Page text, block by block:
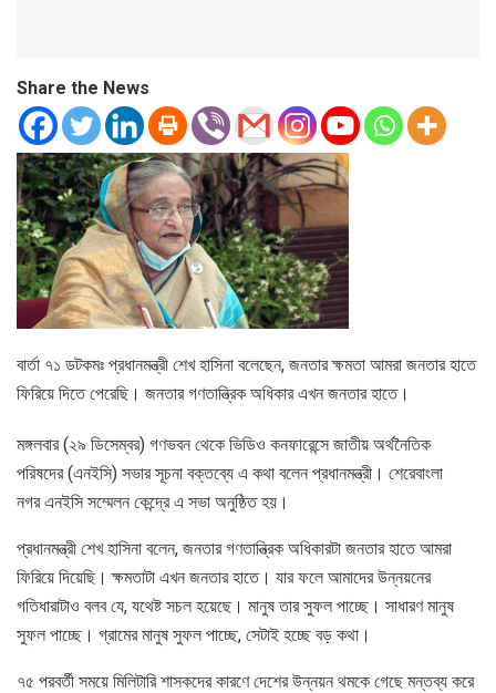
Share the News
বার্তা ৭১ ডটকমঃ প্রধানমন্ত্রী শেখ হাসিনা বলেছেন, জনতার ক্ষমতা আমরা জনতার হাতে
ফিরিয়ে দিতে পেরেছি। জনতার গণতান্ত্রিক অধিকার এখন জনতার হাতে।
মঙ্গলবার (২৯ ডিসেম্বর) গণভবন থেকে ভিডিও কনফারেন্সে জাতীয় অর্থনৈতিক
পরিষদের (এনইসি) সভার সূচনা বক্তব্যে এ কথা বলেন প্রধানমন্ত্রী। শেরেবাংলা
নগর এনইসি সম্মেলন কেন্দ্রে এ সভা অনুষ্ঠিত হয়।
প্রধানমন্ত্রী শেখ হাসিনা বলেন, জনতার গণতান্ত্রিক অধিকারটা জনতার হাতে আমরা
ফিরিয়ে দিয়েছি। ক্ষমতাটা এখন জনতার হাতে। যার ফলে আমাদের উন্নয়নের
গতিধারাটাও বলব যে, যথেষ্ট সচল হয়েছে। মানুষ তার সুফল পাচ্ছে। সাধারণ মানুষ
সুফল পাচ্ছে। গ্রামের মানুষ সুফল পাচ্ছে, সেটাই হচ্ছে বড় কথা।
৭৫ পরবর্তী সময়ে মিলিটারি শাসকদের কারণে দেশের উন্নয়ন থমকে গেছে মন্তব্য করে